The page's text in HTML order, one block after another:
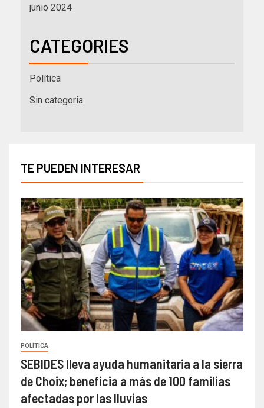
junio 2024
CATEGORIES
Política
Sin categoria
TE PUEDEN INTERESAR
POLÍTICA
SEBIDES lleva ayuda humanitaria a la sierra
de Choix; beneficia a más de 100 familias
afectadas por las lluvias